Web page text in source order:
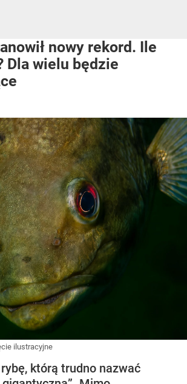
nowy rekord. Ile
Dla wielu będzie
ilustracyjne
rybę, którą trudno nazwać